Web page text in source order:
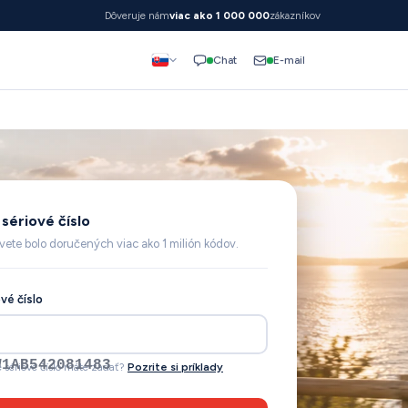
Dôveruje námviac ako 1 000 000zákazníkov
Chat E-mail
číslo
bolo doručených viac ako 1 milión kódov.
číslo
sériové číslo máte zadať? Pozrite si príklady